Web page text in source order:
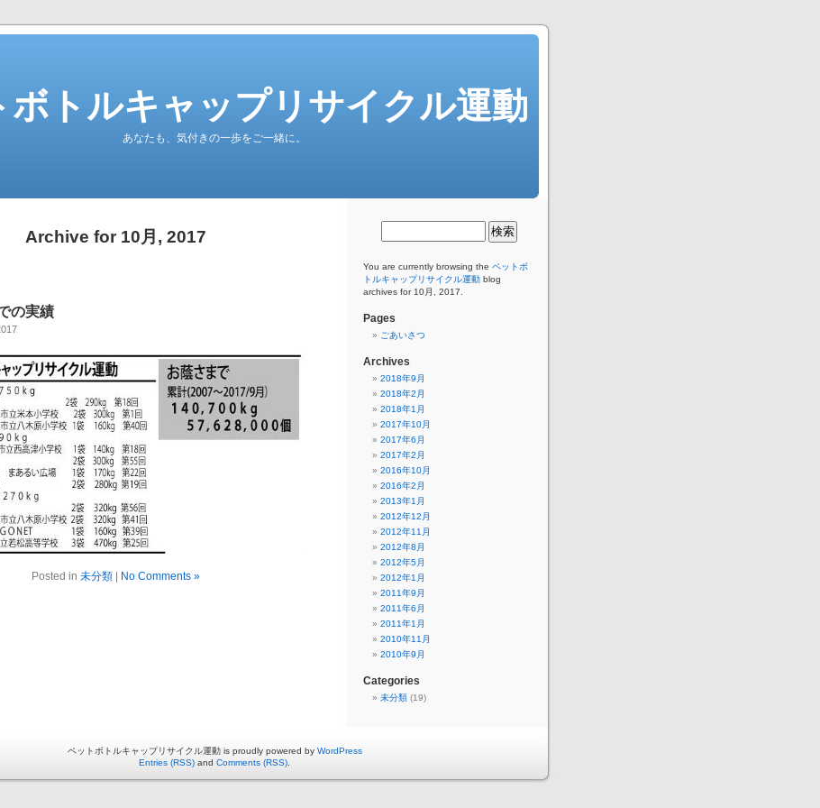
ボトルキャップリサイクル運動
あなたも、気付きの一歩をご一緒に。
Archive for 10月, 2017
の実績
Posted in 未分類| No Comments »
You are currently browsing the ペットボ
トルキャップリサイクル運動 blog
archives for 10月, 2017.
Pages
ごあいさつ
Archives
2018年9月
2018年2月
2018年1月
2017年10月
2017年6月
2017年2月
2016年10月
2016年2月
2013年1月
2012年12月
2012年11月
2012年8月
2012年5月
2012年1月
2011年9月
2011年6月
2011年1月
2010年11月
2010年9月
Categories
未分類 (19)
ペットボトルキャップリサイクル運動 is proudly powered by WordPress
Entries (RSS) and Comments (RSS)